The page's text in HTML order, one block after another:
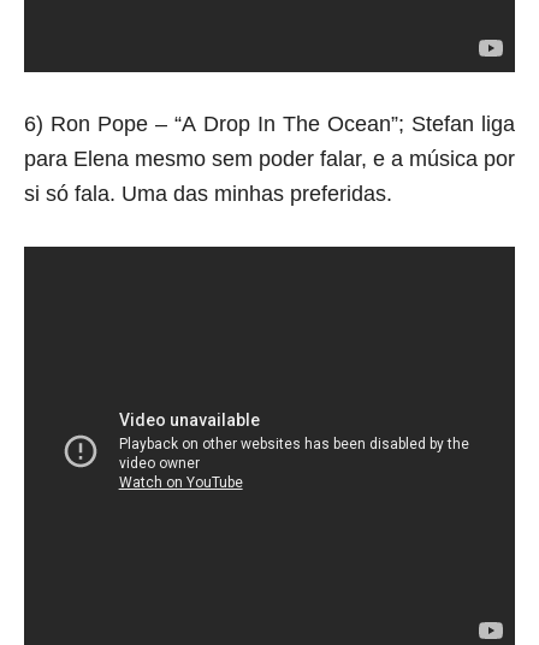
6) Ron Pope – “A Drop In The Ocean”; Stefan liga
para Elena mesmo sem poder falar, e a música por
si só fala. Uma das minhas preferidas.